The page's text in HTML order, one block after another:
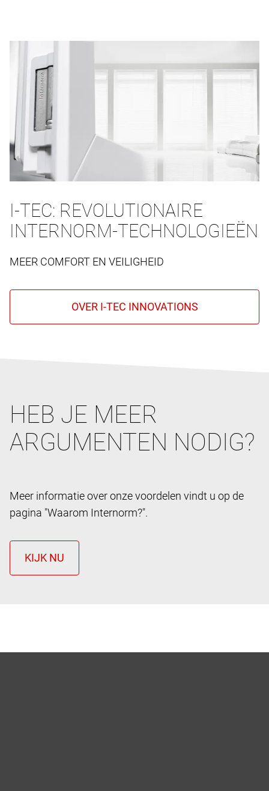
I-TEC: REVOLUTIONAIRE
INTERNORM-TECHNOLOGIEËN
MEER COMFORT EN VEILIGHEID
HEB JE MEER
ARGUMENTEN NODIG?
Meer informatie over onze voordelen vindt u op de
pagina "Waarom Internorm?".